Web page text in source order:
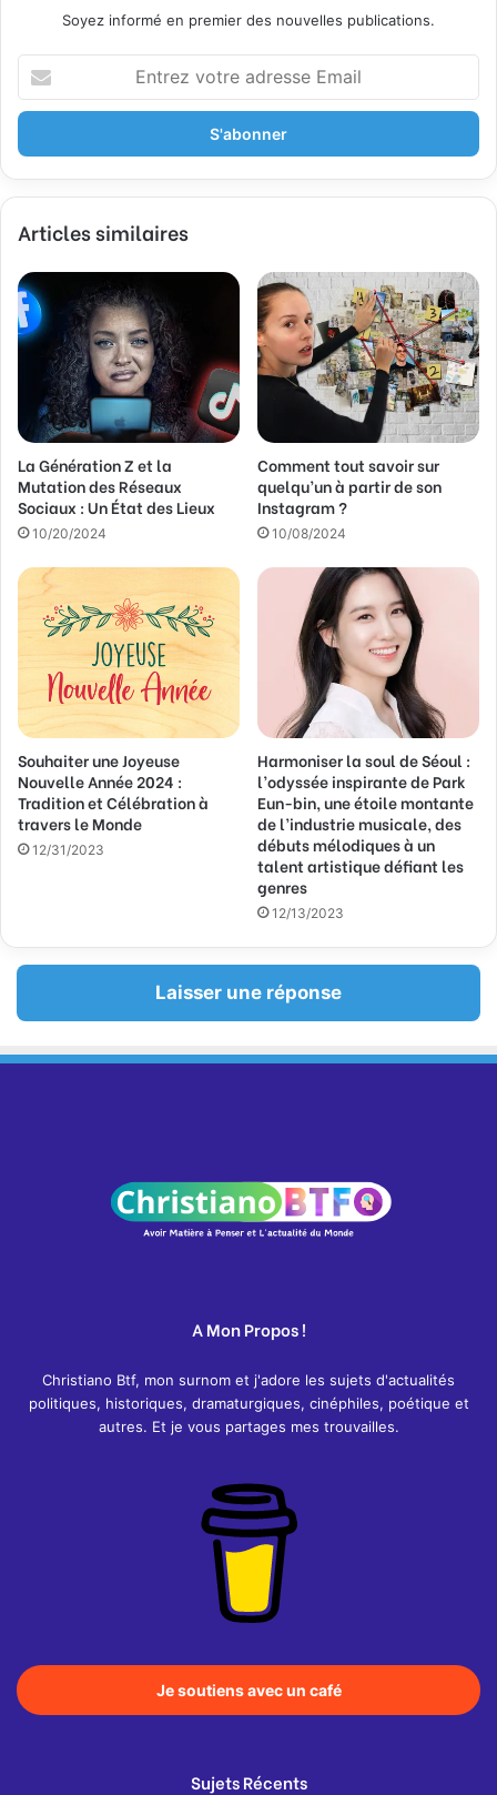
Soyez informé en premier des nouvelles publications.
t
e
z
o
r
e
a
d
s
e
E
m
a
l
Articles similaires
La Génération Z et la
Mutation des Réseaux
Sociaux : Un État des Lieux
10/20/2024
Comment tout savoir sur
quelqu’un à partir de son
Instagram ?
10/08/2024
Souhaiter une Joyeuse
Nouvelle Année 2024 :
Tradition et Célébration à
travers le Monde
12/31/2023
Harmoniser la soul de Séoul :
l’odyssée inspirante de Park
Eun-bin, une étoile montante
de l’industrie musicale, des
débuts mélodiques à un
talent artistique défiant les
genres
12/13/2023
Laisser une réponse
A Mon Propos !
Christiano Btf, mon surnom et j'adore les sujets d'actualités
politiques, historiques, dramaturgiques, cinéphiles, poétique et
autres. Et je vous partages mes trouvailles.
Je soutiens avec un café
Sujets Récents